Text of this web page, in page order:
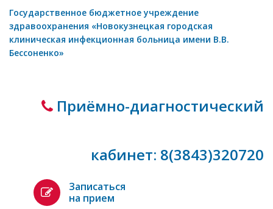
Государственное бюджетное учреждение
здравоохранения «Новокузнецкая городская
клиническая инфекционная больница имени В.В.
Бессоненко»
Приёмно-диагностический
кабинет: 8(3843)320720
Записаться
на прием